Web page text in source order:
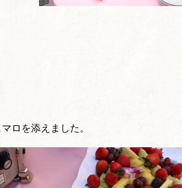
ロを添えました。